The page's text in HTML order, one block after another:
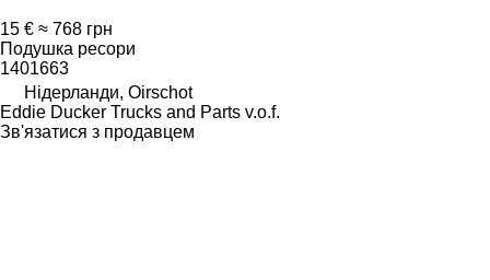
15 € ≈ 768 грн
Подушка ресори
1401663
Нідерланди, Oirschot
Eddie Ducker Trucks and Parts v.o.f.
Зв'язатися з продавцем